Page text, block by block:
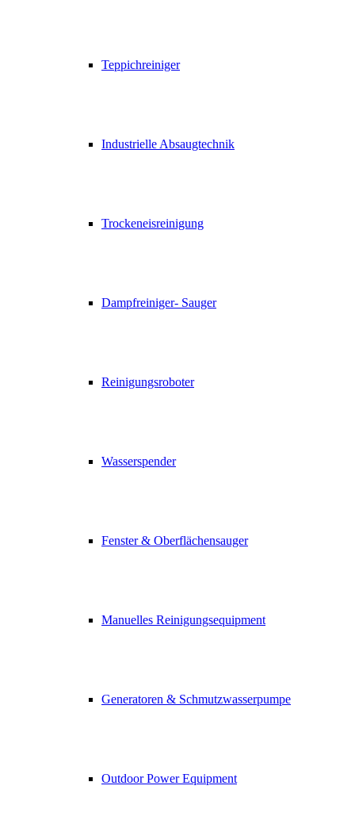
Teppichreiniger
Industrielle Absaugtechnik
Trockeneisreinigung
Dampfreiniger- Sauger
Reinigungsroboter
Wasserspender
Fenster & Oberflächensauger
Manuelles Reinigungsequipment
Generatoren & Schmutzwasserpumpe
Outdoor Power Equipment